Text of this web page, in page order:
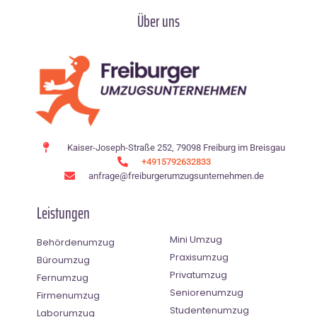
Über uns
Kaiser-Joseph-Straße 252, 79098 Freiburg im Breisgau
+4915792632833
anfrage@freiburgerumzugsunternehmen.de
Leistungen
Behördenumzug
Büroumzug
Fernumzug
Firmenumzug
Laborumzug
Mini Umzug
Praxisumzug
Privatumzug
Seniorenumzug
Studentenumzug